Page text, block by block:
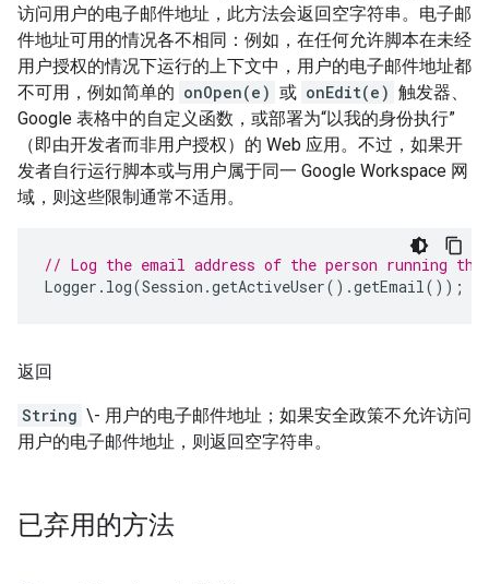
访问用户的电子邮件地址，此方法会返回空字符串。电子邮
件地址可用的情况各不相同：例如，在任何允许脚本在未经
用户授权的情况下运行的上下文中，用户的电子邮件地址都
不可用，例如简单的 onOpen(e) 或 onEdit(e) 触发器、
Google 表格中的自定义函数，或部署为“以我的身份执行”
（即由开发者而非用户授权）的 Web 应用。不过，如果开
发者自行运行脚本或与用户属于同一 Google Workspace 网
域，则这些限制通常不适用。
// Log the email address of the person running
Logger . log(Session .getActiveUser().getEmail());
返回
String \- 用户的电子邮件地址；如果安全政策不允许访问
用户的电子邮件地址，则返回空字符串。
已弃用的方法